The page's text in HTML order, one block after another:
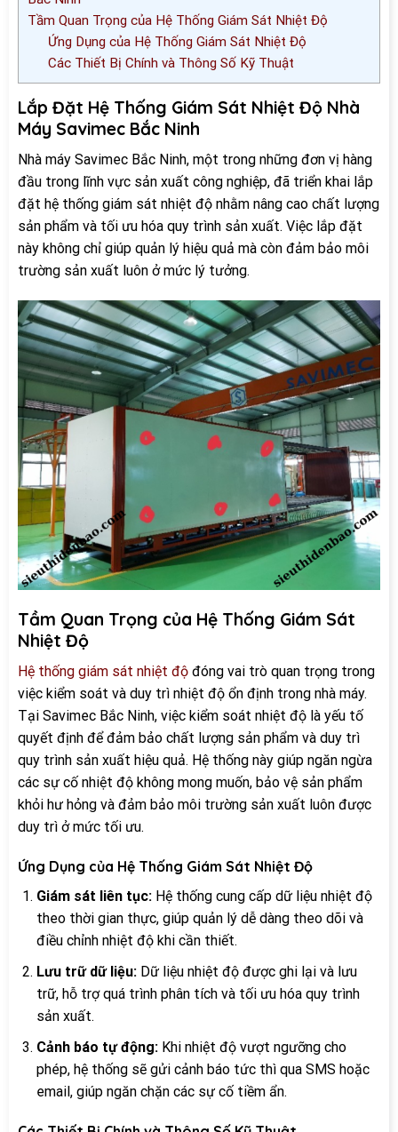
Tầm Quan Trọng của Hệ Thống Giám Sát Nhiệt Độ
Ứng Dụng của Hệ Thống Giám Sát Nhiệt Độ
Các Thiết Bị Chính và Thông Số Kỹ Thuật
Lắp Đặt Hệ Thống Giám Sát Nhiệt Độ Nhà
Máy Savimec Bắc Ninh
Nhà máy Savimec Bắc Ninh, một trong những đơn vị hàng
đầu trong lĩnh vực sản xuất công nghiệp, đã triển khai lắp
đặt hệ thống giám sát nhiệt độ nhằm nâng cao chất lượng
sản phẩm và tối ưu hóa quy trình sản xuất. Việc lắp đặt
này không chỉ giúp quản lý hiệu quả mà còn đảm bảo môi
trường sản xuất luôn ở mức lý tưởng.
Tầm Quan Trọng của Hệ Thống Giám Sát
Nhiệt Độ
Hệ thống giám sát nhiệt độ đóng vai trò quan trọng trong
việc kiểm soát và duy trì nhiệt độ ổn định trong nhà máy.
Tại Savimec Bắc Ninh, việc kiểm soát nhiệt độ là yếu tố
quyết định để đảm bảo chất lượng sản phẩm và duy trì
quy trình sản xuất hiệu quả. Hệ thống này giúp ngăn ngừa
các sự cố nhiệt độ không mong muốn, bảo vệ sản phẩm
khỏi hư hỏng và đảm bảo môi trường sản xuất luôn được
duy trì ở mức tối ưu.
Ứng Dụng của Hệ Thống Giám Sát Nhiệt Độ
Giám sát liên tục:Hệ thống cung cấp dữ liệu nhiệt độ
theo thời gian thực, giúp quản lý dễ dàng theo dõi và
điều chỉnh nhiệt độ khi cần thiết.
Lưu trữ dữ liệu:Dữ liệu nhiệt độ được ghi lại và lưu
trữ, hỗ trợ quá trình phân tích và tối ưu hóa quy trình
sản xuất.
Cảnh báo tự động:Khi nhiệt độ vượt ngưỡng cho
phép, hệ thống sẽ gửi cảnh báo tức thì qua SMS hoặc
email, giúp ngăn chặn các sự cố tiềm ẩn.